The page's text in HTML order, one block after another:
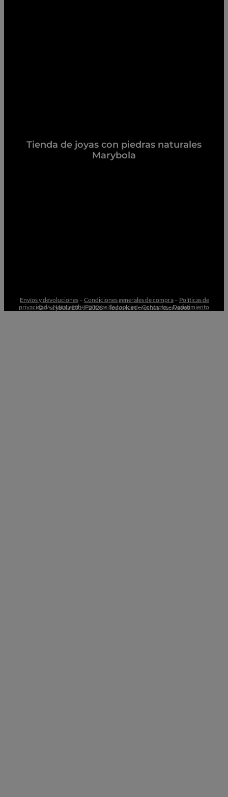
Tienda de joyas con piedras naturales
Marybola
Envíos y devoluciones – Condiciones generales de compra – Políticas de
privacidad–Nota legal–Políticas de cookies–Contacto –Desistimiento
© Marybola 2013 -2026 – Todos los derechos reservados